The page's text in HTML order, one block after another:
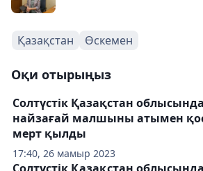
Қазақстан Өскемен
Оқи отырыңыз
17:40, 26 мамыр 2023
Солтүстік Қазақстан облысында
найзағай малшыны атымен
мерт қылды
Солтүстік Қазақстан